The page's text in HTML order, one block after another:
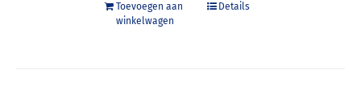
Toevoegen aan
winkelwagen
Details